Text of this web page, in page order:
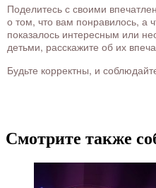
Поделитесь с своими
о том, что вам понравилось, а
показалось интересным или
детьми, расскажите об их
Будьте корректны, и
Смотрите также